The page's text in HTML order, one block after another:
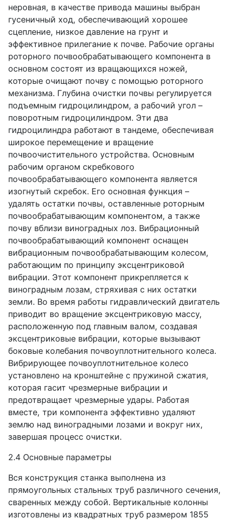
неровная, в качестве привода машины выбран
гусеничный ход, обеспечивающий хорошее
сцепление, низкое давление на грунт и
эффективное прилегание к почве. Рабочие органы
роторного почвообрабатывающего компонента в
основном состоят из вращающихся ножей,
которые очищают почву с помощью роторного
механизма. Глубина очистки почвы регулируется
подъемным гидроцилиндром, а рабочий угол –
поворотным гидроцилиндром. Эти два
гидроцилиндра работают в тандеме, обеспечивая
широкое перемещение и вращение
почвоочистительного устройства. Основным
рабочим органом скребкового
почвообрабатывающего компонента является
изогнутый скребок. Его основная функция –
удалять остатки почвы, оставленные роторным
почвообрабатывающим компонентом, а также
почву вблизи виноградных лоз. Вибрационный
почвообрабатывающий компонент оснащен
вибрационным почвообрабатывающим колесом,
работающим по принципу эксцентриковой
вибрации. Этот компонент прикрепляется к
виноградным лозам, стряхивая с них остатки
земли. Во время работы гидравлический двигатель
приводит во вращение эксцентриковую массу,
расположенную под главным валом, создавая
эксцентриковые вибрации, которые вызывают
боковые колебания почвоуплотнительного колеса.
Вибрирующее почвоуплотнительное колесо
установлено на кронштейне с пружиной сжатия,
которая гасит чрезмерные вибрации и
предотвращает чрезмерные удары. Работая
вместе, три компонента эффективно удаляют
землю над виноградными лозами и вокруг них,
завершая процесс очистки.
2.4 Основные параметры
Вся конструкция станка выполнена из
прямоугольных стальных труб различного сечения,
сваренных между собой. Вертикальные колонны
изготовлены из квадратных труб размером 1855